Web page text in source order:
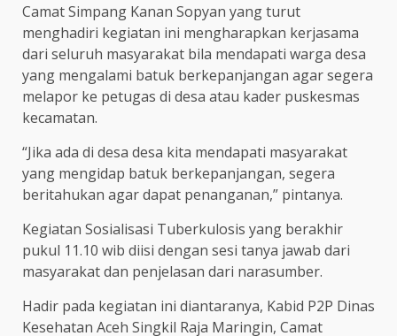
Camat Simpang Kanan Sopyan yang turut
menghadiri kegiatan ini mengharapkan kerjasama
dari seluruh masyarakat bila mendapati warga desa
yang mengalami batuk berkepanjangan agar segera
melapor ke petugas di desa atau kader puskesmas
kecamatan.
“Jika ada di desa desa kita mendapati masyarakat
yang mengidap batuk berkepanjangan, segera
beritahukan agar dapat penanganan,” pintanya.
Kegiatan Sosialisasi Tuberkulosis yang berakhir
pukul 11.10 wib diisi dengan sesi tanya jawab dari
masyarakat dan penjelasan dari narasumber.
Hadir pada kegiatan ini diantaranya, Kabid P2P Dinas
Kesehatan Aceh Singkil Raja Maringin, Camat